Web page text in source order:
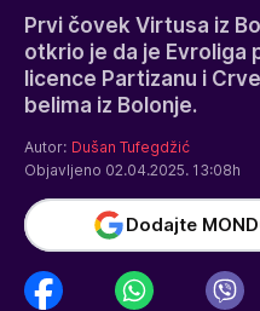
Prvi čovek Virtusa iz
otkrio je da je Evroliga
licence Partizanu i
belima iz Bolonje.
Autor: Dušan Tufegdžić
Objavljeno 02.04.2025. 13:08h
Dodajte